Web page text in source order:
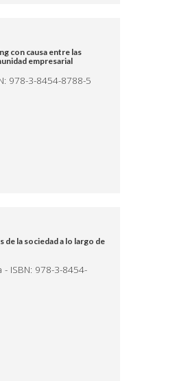
con causa entre las
empresarial
978-3-8454-8788-5
de la sociedad a lo largo de
ISBN: 978-3-8454-